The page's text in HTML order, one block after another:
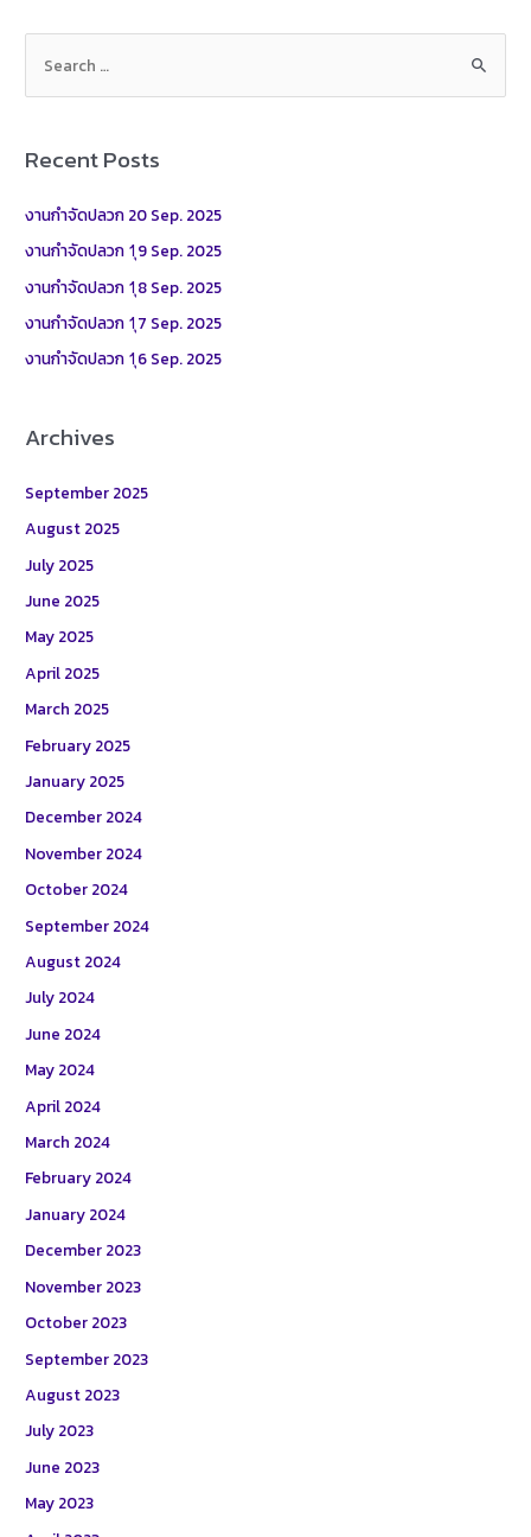
h
:
Recent Posts
งานกำจัดปลวก 20 Sep. 2025
งานกำจัดปลวก 1ุ9 Sep. 2025
งานกำจัดปลวก 1ุ8 Sep. 2025
งานกำจัดปลวก 1ุ7 Sep. 2025
งานกำจัดปลวก 1ุ6 Sep. 2025
Archives
September 2025
August 2025
July 2025
June 2025
May 2025
April 2025
March 2025
February 2025
January 2025
December 2024
November 2024
October 2024
September 2024
August 2024
July 2024
June 2024
May 2024
April 2024
March 2024
February 2024
January 2024
December 2023
November 2023
October 2023
September 2023
August 2023
July 2023
June 2023
May 2023